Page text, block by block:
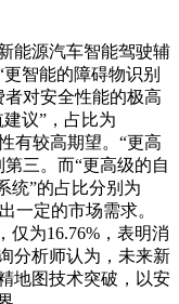
源汽车智能驾驶辅
智能的障碍物识别
者对安全性能的极高
议”，占比为
有较高期望。“更高
三。而“更高级的自
统”的占比分别为
一定的市场需求。
仅为16.76%，表明消
分析师认为，未来新
地图技术突破，以安